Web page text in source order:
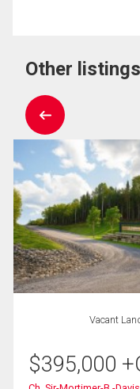
Other
Vacant
$395,000